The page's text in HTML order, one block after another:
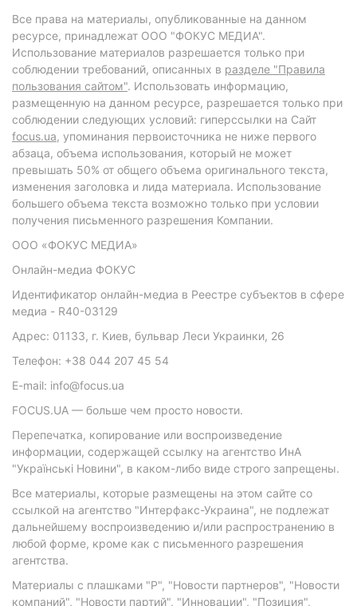
Все права на материалы, опубликованные на данном
ресурсе, принадлежат ООО "ФОКУС МЕДИА".
Использование материалов разрешается только при
соблюдении требований, описанных в разделе "Правила
пользования сайтом". Использовать информацию,
размещенную на данном ресурсе, разрешается только при
соблюдении следующих условий: гиперссылки на Сайт
focus.ua, упоминания первоисточника не ниже первого
абзаца, объема использования, который не может
превышать 50% от общего объема оригинального текста,
изменения заголовка и лида материала. Использование
большего объема текста возможно только при условии
получения письменного разрешения Компании.
ООО «ФОКУС МЕДИА»
Онлайн-медиа ФОКУС
Идентификатор онлайн-медиа в Реестре субъектов в сфере
медиа - R40-03129
Адрес: 01133, г. Киев, бульвар Леси Украинки, 26
Телефон: +38 044 207 45 54
E-mail: info@focus.ua
FOCUS.UA — больше чем просто новости.
Перепечатка, копирование или воспроизведение
информации, содержащей ссылку на агентство ИнА
"Українські Новини", в каком-либо виде строго запрещены.
Все материалы, которые размещены на этом сайте со
ссылкой на агентство "Интерфакс-Украина", не подлежат
дальнейшему воспроизведению и/или распространению в
любой форме, кроме как с письменного разрешения
агентства.
Материалы с плашками "Р", "Новости партнеров", "Новости
компаний", "Новости партий", "Инновации", "Позиция",